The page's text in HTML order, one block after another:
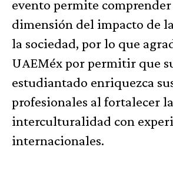
evento permite
dimensión del impacto de
la sociedad, por lo que
UAEMéx por permitir que
estudiantado enriquezca
profesionales al fortalecer la
interculturalidad con
internacionales.